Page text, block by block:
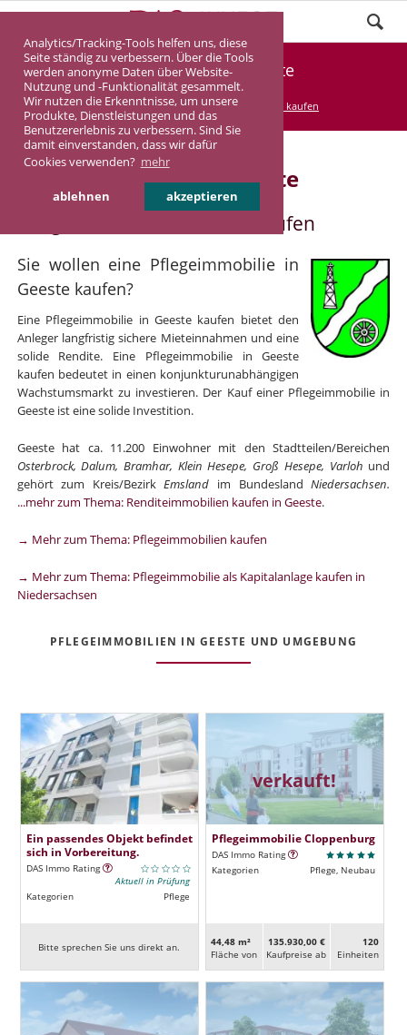
Analytics/Tracking-Tools helfen uns, diese
Seite ständig zu verbessern. Über die Tools
werden anonyme Daten über Website-
Nutzung und -Funktionalität gesammelt.
Wir nutzen die Erkenntnisse, um unsere
Produkte, Dienstleistungen und das
Benutzererlebnis zu verbessern. Sind Sie
damit einverstanden, dass wir dafür
Cookies verwenden? mehr
ablehnen akzeptieren
Pflegeimmobilie Geeste
DASINVEST Service Pflegeimmobilie kaufen
Pflegeimmobilie in Geeste
Pflegeimmobilie in Geeste kaufen
Sie wollen eine Pflegeimmobilie in
Geeste kaufen?
Eine Pflegeimmobilie in Geeste kaufen bietet den
Anleger langfristig sichere Mieteinnahmen und eine
solide Rendite. Eine Pflegeimmobilie in Geeste
kaufen bedeutet in einen konjunkturunabhängigen
Wachstumsmarkt zu investieren. Der Kauf einer Pflegeimmobilie in
Geeste ist eine solide Investition.
Geeste hat ca. 11.200 Einwohner mit den Stadtteilen/Bereichen
Osterbrock, Dalum, Bramhar, Klein Hesepe, Groß Hesepe, Varloh und
gehört zum Kreis/BezirkEmsland im BundeslandNiedersachsen.
...mehr zum Thema: Renditeimmobilien kaufen in Geeste.
→ Mehr zum Thema: Pflegeimmobilien kaufen
→ Mehr zum Thema: Pflegeimmobilie als Kapitalanlage kaufen in
Niedersachsen
PFLEGEIMMOBILIEN IN GEESTE UND UMGEBUNG
Ein passendes Objekt befindet
sich in Vorbereitung.
DAS Immo Rating
Aktuell in Prüfung
Kategorien
Pflege
Bitte sprechen Sie uns direkt an.
verkauft!
Pflegeimmobilie Cloppenburg
DAS Immo Rating
Kategorien
Pflege, Neubau
44,48 m²
Fläche von
135.930,00 €
Kaufpreise ab
120
Ein­heiten